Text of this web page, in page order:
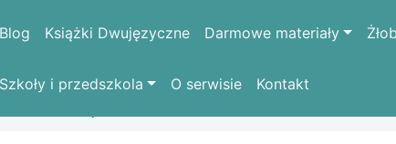
Blog Książki Dwujęzyczne Darmowe materiały
Szkoły i przedszkola O serwisie Kontakt